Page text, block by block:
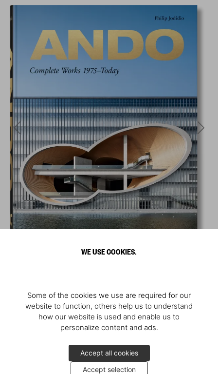
WE USE COOKIES.
Some of the cookies we use are required for our
website to function, others help us to understand
how our website is used and enable us to
personalize content and ads.
Accept all cookies
Accept selection